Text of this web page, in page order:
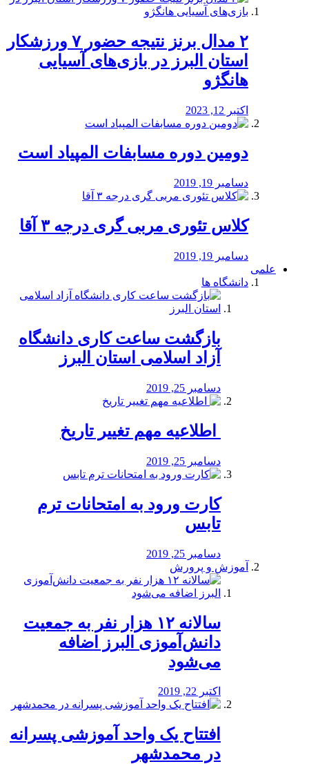
۲ مدال برنز نتیجه حضور ۷ ورزشکار
استان البرز در بازی‌های آسیایی
هانگژو
اکتبر 12, 2023
دومین دوره مسابفات المپیاد است
دسامبر 19, 2019
کلاس تئوری مربی گری درجه ۳ آقا
دسامبر 19, 2019
علمی
دانشگاه ها
بازگشت ساعت کاری دانشگاه
آزاد اسلامی استان البرز
دسامبر 25, 2019
️ اطلاعیه مهم تغییر تاریخ
دسامبر 25, 2019
کارت ورود به امتحانات ترم
تابس
دسامبر 25, 2019
آموزش و پرورش
️سالانه ۱۲ هزار نفر به جمعیت
دانش‌آموزی البرز اضافه
می‌شود
اکتبر 22, 2019
افتتاح یک واحد آموزشی پسرانه
در محمدشهر